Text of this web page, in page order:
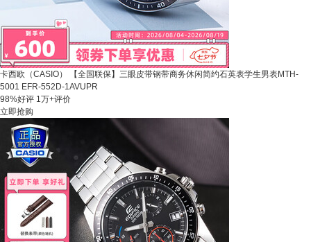
卡西欧（CASIO） 【全国联保】三眼皮带钢带商务休闲简约石英表学生男表MTH-
5001 EFR-552D-1AVUPR
98%好评 1万+评价
立即抢购